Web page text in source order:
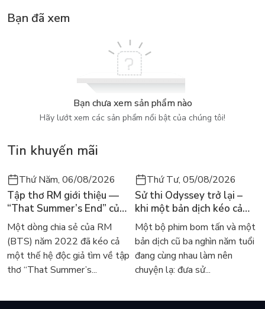
Bạn đã xem
Bạn chưa xem sản phẩm nào
Hãy lướt xem các sản phẩm nổi bật của chúng tôi!
Tin khuyến mãi
Thứ Năm, 06/08/2026
Tập thơ RM giới thiệu —
“That Summer’s End” của
Lee Seong-bok ra mắt bản
tiếng Anh sau 4 năm gây
sốt
Một dòng chia sẻ của RM
(BTS) năm 2022 đã kéo cả
một thế hệ độc giả tìm về tập
thơ “That Summer’s...
Thứ Tư, 05/08/2026
Sử thi Odyssey trở lại –
khi một bản dịch kéo cả
thế giới về với văn học
kinh điển
Một bộ phim bom tấn và một
bản dịch cũ ba nghìn năm tuổi
đang cùng nhau làm nên
chuyện lạ: đưa sử...